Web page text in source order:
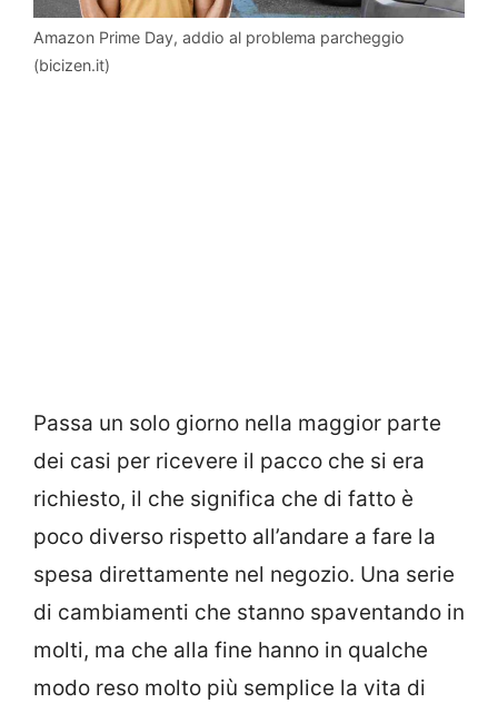
Amazon Prime Day, addio al problema parcheggio
(bicizen.it)
Passa un solo giorno nella maggior parte
dei casi per ricevere il pacco che si era
richiesto, il che significa che di fatto è
poco diverso rispetto all’andare a fare la
spesa direttamente nel negozio. Una serie
di cambiamenti che stanno spaventando in
molti, ma che alla fine hanno in qualche
modo reso molto più semplice la vita di